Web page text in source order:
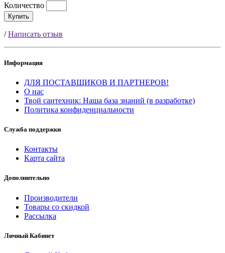
Количество
Купить
/Написать отзыв
Информация
ДЛЯ ПОСТАВЩИКОВ И ПАРТНЕРОВ!
О нас
Твой сантехник: Наша база знаний (в разработке)
Политика конфиденциальности
Служба поддержки
Контакты
Карта сайта
Дополнительно
Производители
Товары со скидкой
Рассылка
Личный Кабинет